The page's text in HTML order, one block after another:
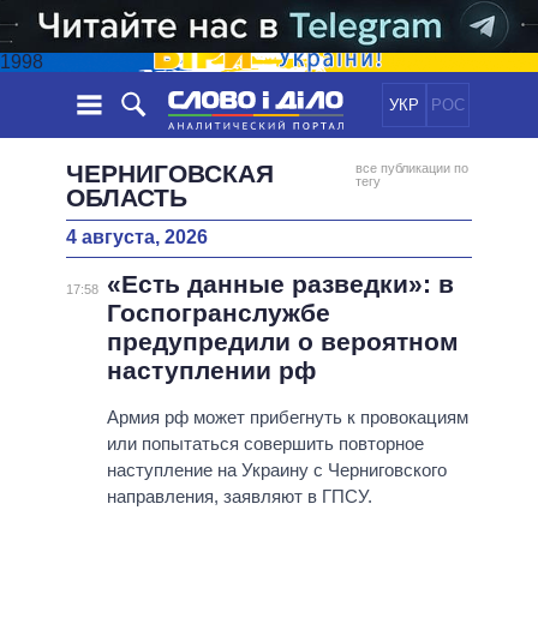
1998
УКР РОС
НОВОСТИ
ЛЕНТА
СОБЫТИЯ
СТАТЬИ
ОБЗОРЫ
ПОЛИТИКА
ЭКОНОМИКА
ОБЩЕСТВО
ОБЕЩАНИЯ
ПОЛИТИКИ
ВСЕ ПОЛИТИКИ
ПРЕЗИДЕНТ И ОФИС
ГЛАВЫ ОБЛАДМИНИСТРАЦИЙ
МЭРЫ
ИНФОГРАФИКА
ВИДЕО
ПОДДЕРЖАТЬ
СРАВНЕНИЕ ПОЛИТИКОВ
ЧЕРНИГОВСКАЯ
ОБЛАСТЬ
все публикации по
тегу
4 августа, 2026
17:58
«Есть данные разведки»: в
Госпогранслужбе
предупредили о вероятном
наступлении рф
Армия рф может прибегнуть к провокациям
или попытаться совершить повторное
наступление на Украину с Черниговского
направления, заявляют в ГПСУ.